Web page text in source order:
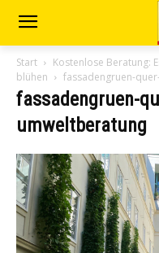
Start
Kostenlose Beratung:
blühen
fassadengruen-
fassadengruen-
umweltberatung